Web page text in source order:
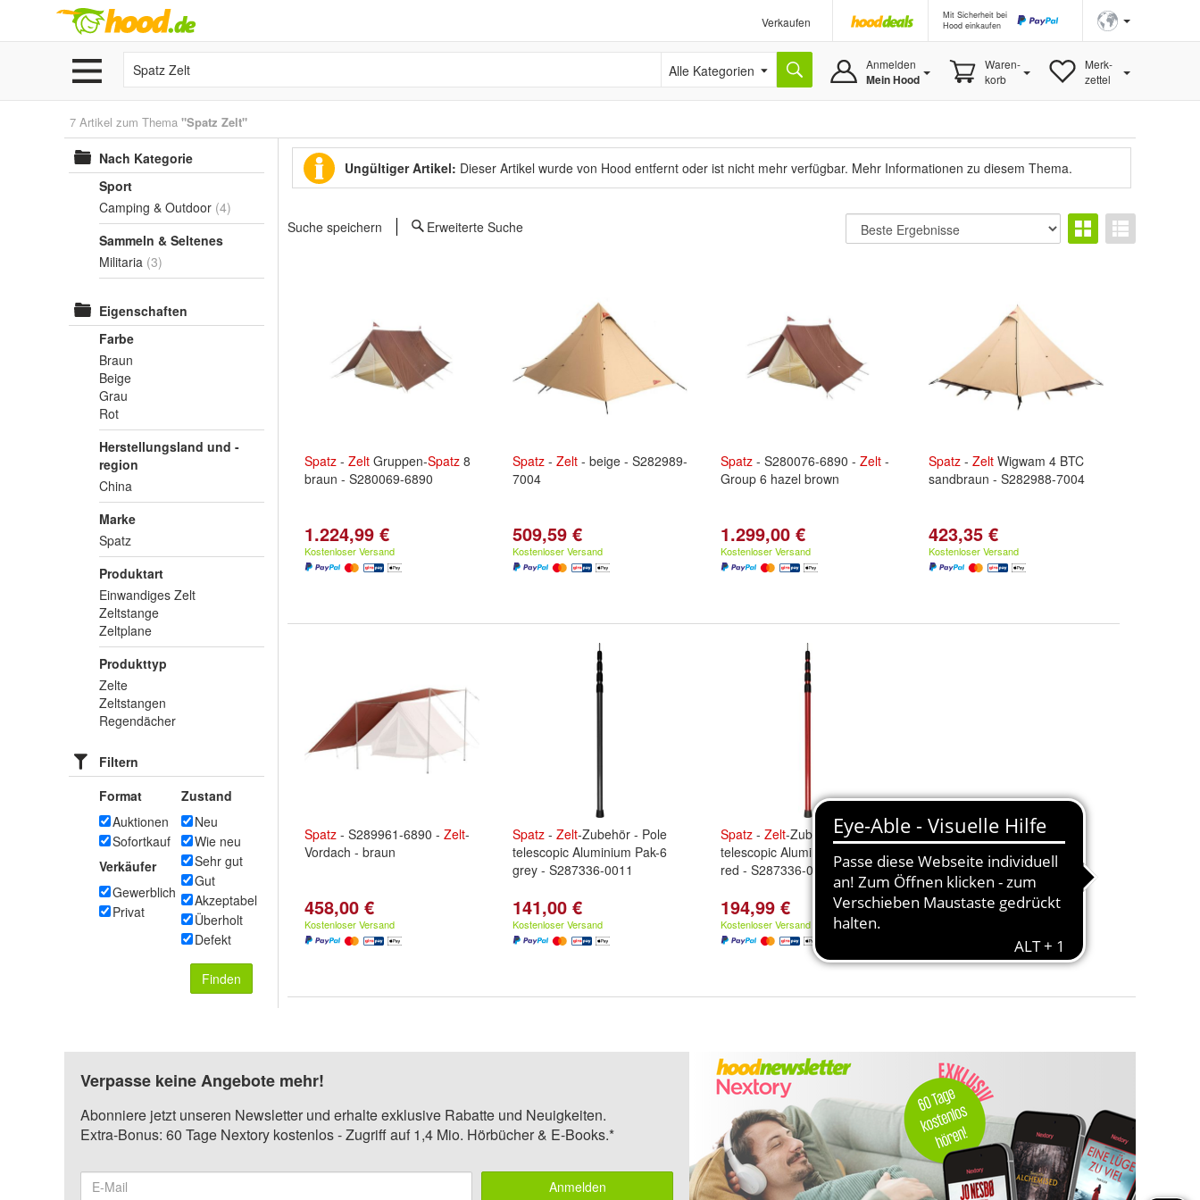
Verkaufen
Mit Sicherheit bei
Hood einkaufen
Alle Kategorien Anmelden
Mein Hood
Waren-
korb
Merk-
zettel
7 Artikel zum Thema "Spatz Zelt"
Nach Kategorie
Sport
Camping & Outdoor (4)
Sammeln & Seltenes
Militaria (3)
Eigenschaften
Farbe
Braun
Beige
Grau
Rot
Herstellungsland und -
region
China
Marke
Spatz
Produktart
Einwandiges Zelt
Zeltstange
Zeltplane
Produkttyp
Zelte
Zeltstangen
Regendächer
Filtern
Format
Auktionen
Sofortkauf
Verkäufer
Gewerblich
Privat
Zustand
Neu
Wie neu
Sehr gut
Gut
Akzeptabel
Überholt
Defekt
Finden
Ungültiger Artikel: Dieser Artikel wurde von Hood entfernt oder ist nicht mehr verfügbar. Mehr Informationen zu diesem Thema.
Suche speichern Erweiterte Suche
Spatz - Zelt Gruppen-Spatz 8
braun - S280069-6890
1.224,99 €
Kostenloser Versand
Spatz - Zelt - beige - S282989-
7004
509,59 €
Kostenloser Versand
Spatz - S280076-6890 - Zelt -
Group 6 hazel brown
1.299,00 €
Kostenloser Versand
Spatz - Zelt Wigwam 4 BTC
sandbraun - S282988-7004
423,35 €
Kostenloser Versand
Spatz - S289961-6890 - Zelt-
Vordach - braun
458,00 €
Kostenloser Versand
Spatz - Zelt-Zubehör - Pole
telescopic Aluminium Pak-6
grey - S287336-0011
141,00 €
Kostenloser Versand
Spatz - Zelt-Zubehör - Pole
telescopic Aluminium Pak-6
red - S287336-0004
194,99 €
Kostenloser Versand
Verpasse keine Angebote mehr!
Abonniere jetzt unseren Newsletter und erhalte exklusive Rabatte und Neuigkeiten.
Extra-Bonus: 60 Tage Nextory kostenlos - Zugriff auf 1,4 Mio. Hörbücher & E-Books.*
Anmelden